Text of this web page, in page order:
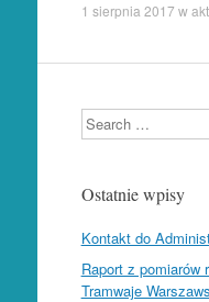
1 sierpnia 2017 w
Search
Ostatnie wpisy
Kontakt do
Raport z pomiarów
Tramwaje